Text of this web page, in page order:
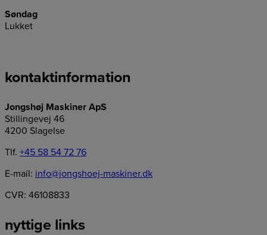
Søndag
Lukket
kontaktinformation
Jongshøj Maskiner ApS
Stillingevej 46
4200 Slagelse
Tlf. +45 58 54 72 76
E-mail: info@jongshoej-maskiner.dk
CVR: 46108833
nyttige links